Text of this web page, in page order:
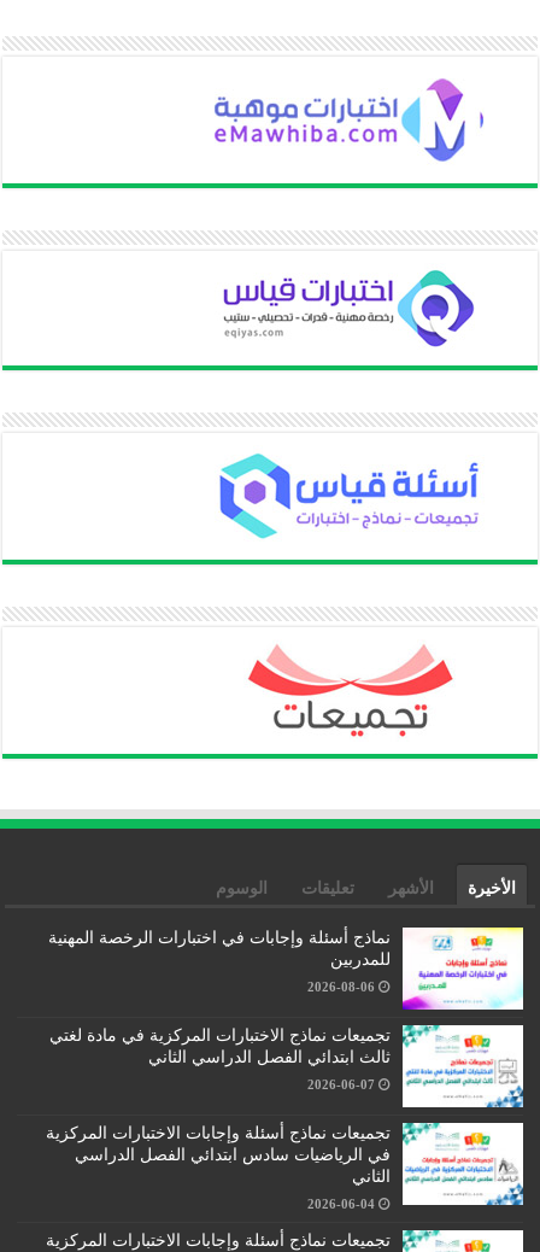
الأخيرة الأشهر تعليقات الوسوم
نماذج أسئلة وإجابات في اختبارات الرخصة المهنية
للمدربين
2026-08-06
تجميعات نماذج الاختبارات المركزية في مادة لغتي
ثالث ابتدائي الفصل الدراسي الثاني
2026-06-07
تجميعات نماذج أسئلة وإجابات الاختبارات المركزية
في الرياضيات سادس ابتدائي الفصل الدراسي
الثاني
2026-06-04
تجميعات نماذج أسئلة وإجابات الاختبارات المركزية